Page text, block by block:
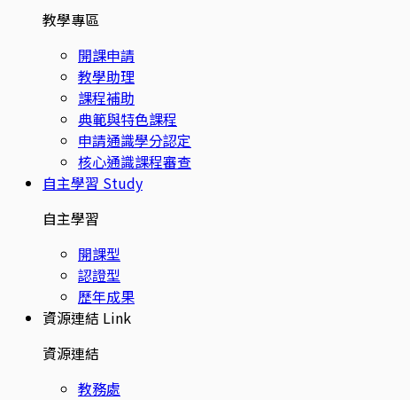
教學專區
開課申請
教學助理
課程補助
典範與特色課程
申請通識學分認定
核心通識課程審查
自主學習 Study
自主學習
開課型
認證型
歷年成果
資源連結 Link
資源連結
教務處